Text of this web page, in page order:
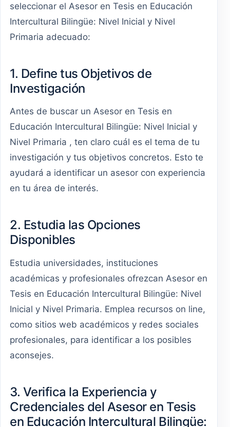
seleccionar el Asesor en Tesis en Educación
Intercultural Bilingüe: Nivel Inicial y Nivel
Primaria adecuado:
1. Define tus Objetivos de
Investigación
Antes de buscar un Asesor en Tesis en
Educación Intercultural Bilingüe: Nivel Inicial y
Nivel Primaria , ten claro cuál es el tema de tu
investigación y tus objetivos concretos. Esto te
ayudará a identificar un asesor con experiencia
en tu área de interés.
2. Estudia las Opciones
Disponibles
Estudia universidades, instituciones
académicas y profesionales ofrezcan Asesor en
Tesis en Educación Intercultural Bilingüe: Nivel
Inicial y Nivel Primaria. Emplea recursos on line,
como sitios web académicos y redes sociales
profesionales, para identificar a los posibles
aconsejes.
3. Verifica la Experiencia y
Credenciales del Asesor en Tesis
en Educación Intercultural Bilingüe: